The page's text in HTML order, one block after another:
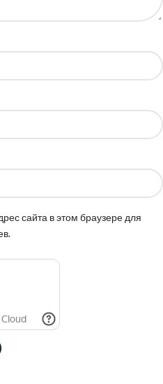
сайта в этом браузере для